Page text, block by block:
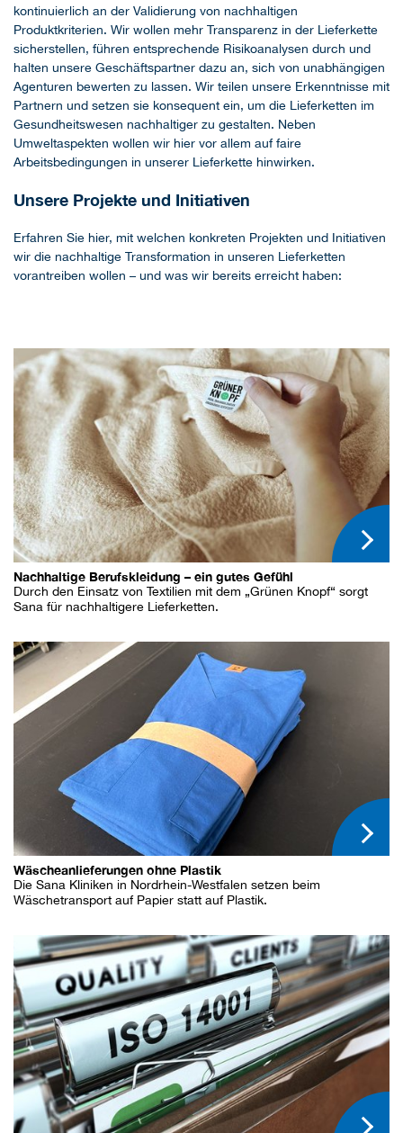
kontinuierlich an der Validierung von nachhaltigen
Produktkriterien. Wir wollen mehr Transparenz in der Lieferkette
sicherstellen, führen entsprechende Risikoanalysen durch und
halten unsere Geschäftspartner dazu an, sich von unabhängigen
Agenturen bewerten zu lassen. Wir teilen unsere Erkenntnisse mit
Partnern und setzen sie konsequent ein, um die Lieferketten im
Gesundheitswesen nachhaltiger zu gestalten. Neben
Umweltaspekten wollen wir hier vor allem auf faire
Arbeitsbedingungen in unserer Lieferkette hinwirken.
Unsere Projekte und Initiativen
Erfahren Sie hier, mit welchen konkreten Projekten und Initiativen
wir die nachhaltige Transformation in unseren Lieferketten
vorantreiben wollen – und was wir bereits erreicht haben:
Nachhaltige Berufskleidung – ein gutes Gefühl
Durch den Einsatz von Textilien mit dem „Grünen Knopf“ sorgt
Sana für nachhaltigere Lieferketten.
Wäscheanlieferungen ohne Plastik
Die Sana Kliniken in Nordrhein-Westfalen setzen beim
Wäschetransport auf Papier statt auf Plastik.